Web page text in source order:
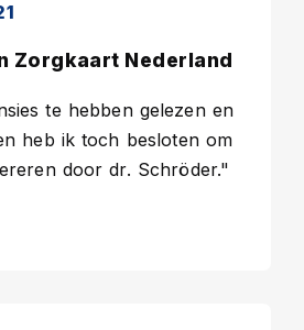
Zorgkaart Nederland
te hebben gelezen en
heb ik toch besloten om
door dr. Schröder."